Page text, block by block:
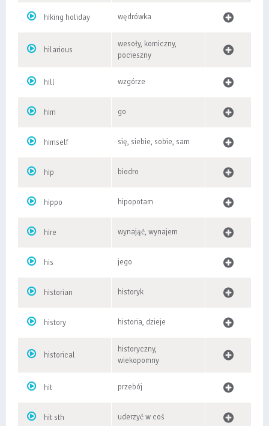
hiking holiday wędrówka
hilarious
wesoły, komiczny,
pocieszny
hill wzgórze
him go
himself się, siebie, sobie, sam
hip biodro
hippo hipopotam
hire wynająć, wynajem
his jego
historian historyk
history historia, dzieje
historical
historyczny,
wiekopomny
hit przebój
hit sth uderzyć w coś